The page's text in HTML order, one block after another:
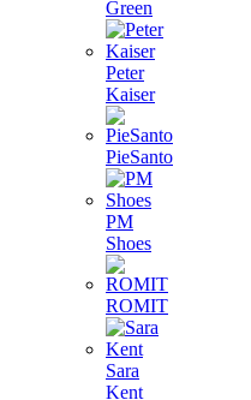
Green
Peter
Kaiser
PieSanto
PM
Shoes
ROMIT
Sara
Kent